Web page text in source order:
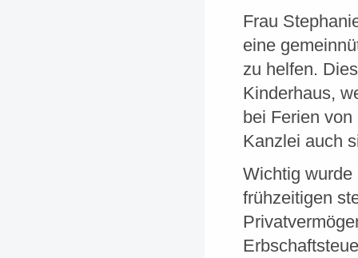
Frau
eine
zu helfen.
Kinderhaus,
bei Ferien
Kanzlei auch
Wichtig wurde
frühzeitigen